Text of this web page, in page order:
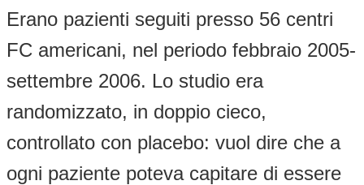
Erano pazienti seguiti presso 56 centri
FC americani, nel periodo febbraio 2005-
settembre 2006. Lo studio era
randomizzato, in doppio cieco,
controllato con placebo: vuol dire che a
ogni paziente poteva capitare di essere